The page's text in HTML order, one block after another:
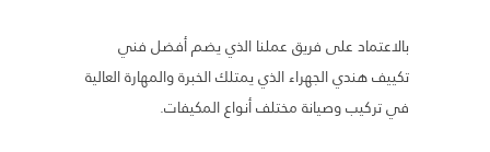
بالاعتماد على فريق عملنا الذي يضم أفضل فني
تكييف هندي الجهراء الذي يمتلك الخبرة والمهارة العالية
في تركيب وصيانة مختلف أنواع المكيفات.